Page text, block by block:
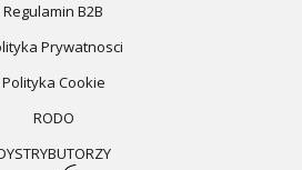
Regulamin B2B
Prywatnosci
Polityka Cookie
RODO